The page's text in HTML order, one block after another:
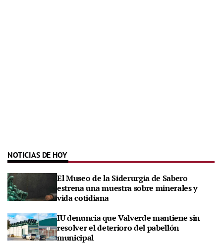
NOTICIAS DE HOY
El Museo de la Siderurgia de Sabero
estrena una muestra sobre minerales y
vida cotidiana
IU denuncia que Valverde mantiene sin
resolver el deterioro del pabellón
municipal